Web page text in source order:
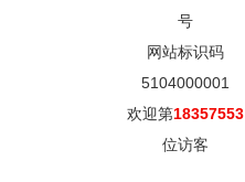
号
网站标识码
5104000001
欢迎第18357553
位访客